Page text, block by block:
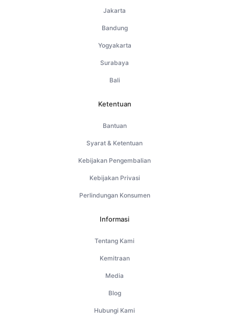
Jakarta
Bandung
Yogyakarta
Surabaya
Bali
Ketentuan
Bantuan
Syarat & Ketentuan
Kebijakan Pengembalian
Kebijakan Privasi
Perlindungan Konsumen
Informasi
Tentang Kami
Kemitraan
Media
Blog
Hubungi Kami